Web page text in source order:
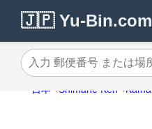
🇯🇵 Yu-Bin.com
入力 郵便番号 または場所
日本 Shimane Ken Kama